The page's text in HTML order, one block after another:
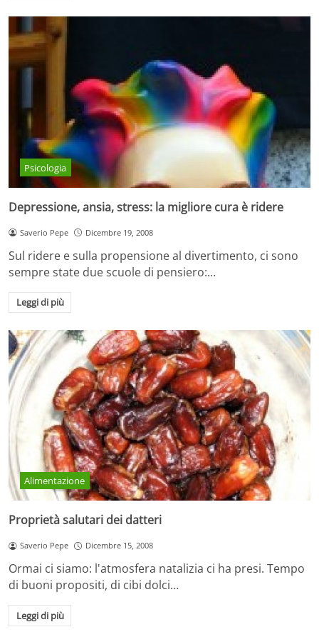
Psicologia
Depressione, ansia, stress: la migliore cura è ridere
Saverio Pepe Dicembre 19, 2008
Sul ridere e sulla propensione al divertimento, ci sono
sempre state due scuole di pensiero:…
Leggi di più
Alimentazione
Proprietà salutari dei datteri
Saverio Pepe Dicembre 15, 2008
Ormai ci siamo: l'atmosfera natalizia ci ha presi. Tempo
di buoni propositi, di cibi dolci…
Leggi di più